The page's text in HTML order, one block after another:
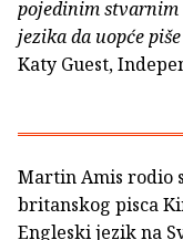
pojedinim
jezika da uopće
Katy Guest,
Martin Amis rodio
britanskog pisca
Engleski jezik na